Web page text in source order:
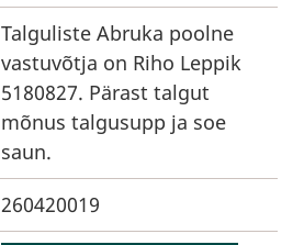
Talguliste Abruka poolne
vastuvõtja on Riho Leppik
5180827. Pärast talgut
mõnus talgusupp ja soe
saun.
260420019